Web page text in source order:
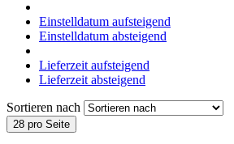
Einstelldatum aufsteigend
Einstelldatum absteigend
Lieferzeit aufsteigend
Lieferzeit absteigend
Sortieren nach
28 pro Seite